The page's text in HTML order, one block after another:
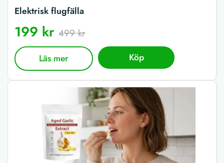
Elektrisk flugfälla
199 kr 499 kr
Läs mer Köp